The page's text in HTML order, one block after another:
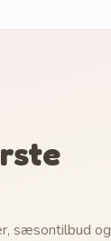
sæsontilbud og